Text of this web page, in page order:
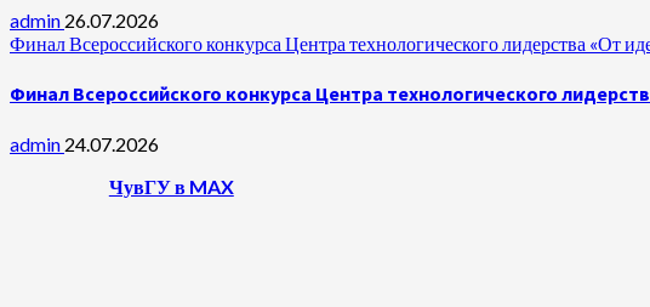
admin 26.07.2026
Финал Всероссийского конкурса Центра технологического лидерства «От
Финал Всероссийского конкурса Центра технологического
admin 24.07.2026
ЧувГУ в MAX